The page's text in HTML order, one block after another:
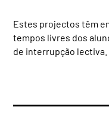
Estes projectos têm
tempos livres dos
de interrupção lectiva.